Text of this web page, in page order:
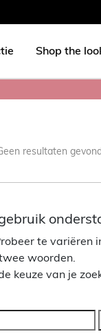
Shop the
resultaten
te variëren
woorden.
keuze van je